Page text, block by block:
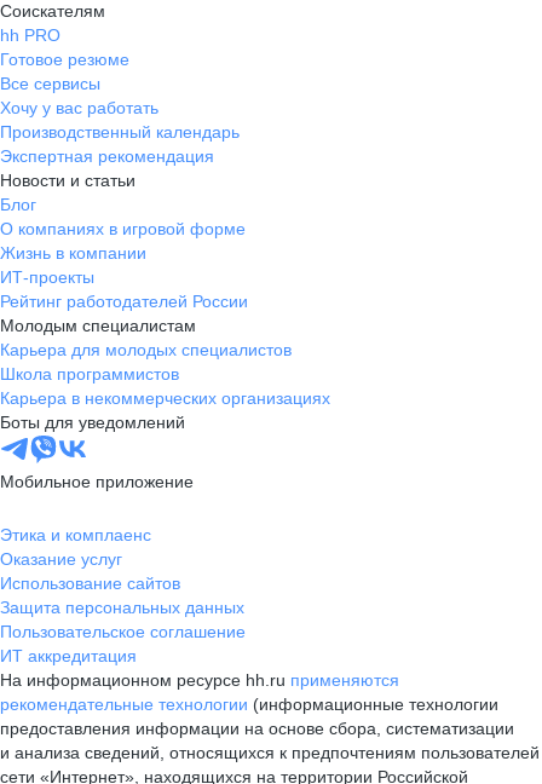
Соискателям
hh PRO
Готовое резюме
Все сервисы
Хочу у вас работать
Производственный календарь
Экспертная рекомендация
Новости и статьи
Блог
О компаниях в игровой форме
Жизнь в компании
ИТ-проекты
Рейтинг работодателей России
Молодым специалистам
Карьера для молодых специалистов
Школа программистов
Карьера в некоммерческих организациях
Боты для уведомлений
Мобильное приложение
Этика и комплаенс
Оказание услуг
Использование сайтов
Защита персональных данных
Пользовательское соглашение
ИТ аккредитация
На информационном ресурсе hh.ru применяются
рекомендательные технологии (информационные технологии
предоставления информации на основе сбора, систематизации
и анализа сведений, относящихся к предпочтениям пользователей
сети «Интернет», находящихся на территории Российской